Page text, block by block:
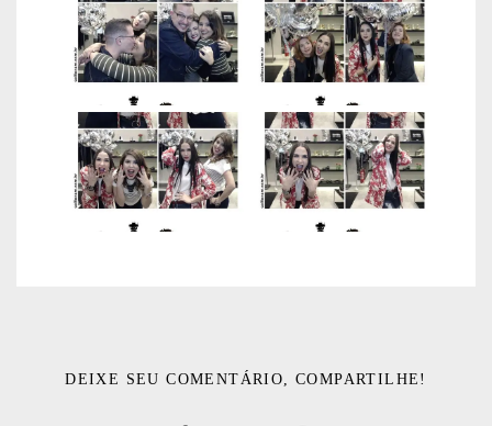
DEIXE SEU COMENTÁRIO, COMPARTILHE!